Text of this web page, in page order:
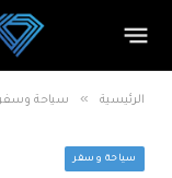
الرئيسية » سياحة وسفر
سياحة وسفر